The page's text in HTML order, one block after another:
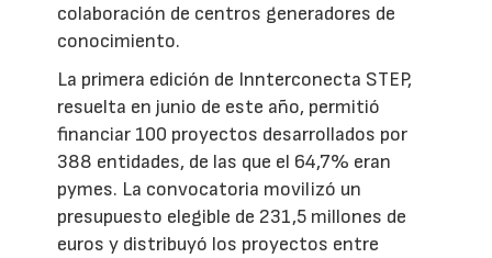
colaboración de centros generadores de
conocimiento.
La primera edición de Innterconecta STEP,
resuelta en junio de este año, permitió
financiar 100 proyectos desarrollados por
388 entidades, de las que el 64,7% eran
pymes. La convocatoria movilizó un
presupuesto elegible de 231,5 millones de
euros y distribuyó los proyectos entre